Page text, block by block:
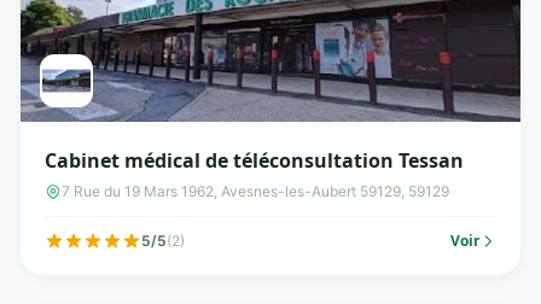
Cabinet médical de téléconsultation Tessan
7 Rue du 19 Mars 1962, Avesnes-les-Aubert 59129, 59129
5/5(2) Voir